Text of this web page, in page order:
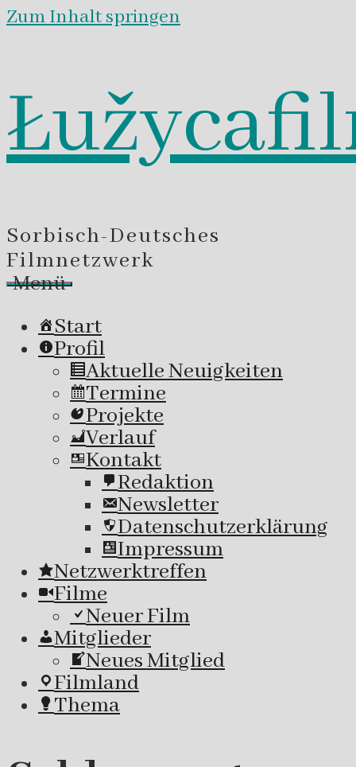
Zum Inhalt springen
Sorbisch-Deutsches
Filmnetzwerk
Menü
Start
Profil
Aktuelle Neuigkeiten
Termine
Projekte
Verlauf
Kontakt
Redaktion
Newsletter
Datenschutzerklärung
Impressum
Netzwerktreffen
Filme
Neuer Film
Mitglieder
Neues Mitglied
Filmland
Thema